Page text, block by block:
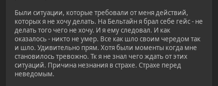
Были ситуации, которые требовали от меня действий,
которых я не хочу делать. На Бельтайн я брал себе гейс - не
делать того чего не хочу. И я ему следовал. И как
оказалось - никто не умер. Все как шло своим чередом так
и шло. Удивительно прям. Хотя были моменты когда мне
становилось тревожно. Тк я не знал чего ждать от этих
ситуаций. Причина незнания в страхе. Страхе перед
неведомым.